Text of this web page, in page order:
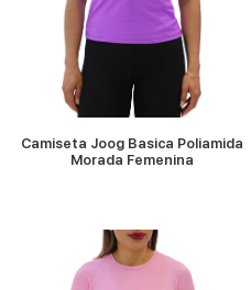
Camiseta Joog Basica Poliamida
Morada Femenina